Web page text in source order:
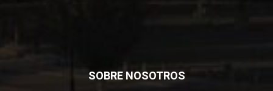
SOBRE NOSOTROS